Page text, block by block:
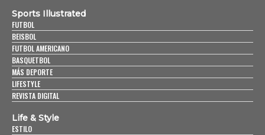
Sports Illustrated
FUTBOL
BEISBOL
FUTBOL AMERICANO
BASQUETBOL
MÁS DEPORTE
LIFESTYLE
REVISTA DIGITAL
Life & Style
ESTILO